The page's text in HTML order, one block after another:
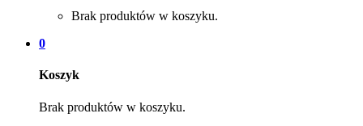
Brak produktów w koszyku.
0
Koszyk
Brak produktów w koszyku.